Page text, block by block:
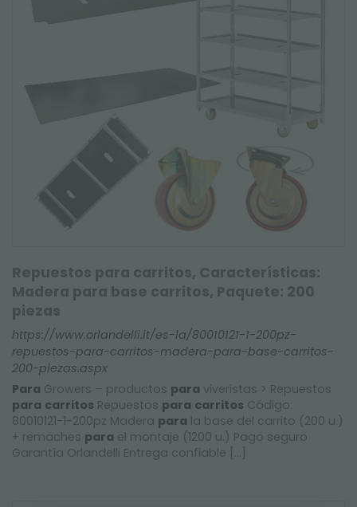
Repuestos para carritos, Características:
Madera para base carritos, Paquete: 200
piezas
https://www.orlandelli.it/es-la/80010121-1-200pz-
repuestos-para-carritos-madera-para-base-carritos-
200-piezas.aspx
Para Growers – productos para viveristas > Repuestos
para carritos Repuestos para carritos Código:
80010121-1-200pz Madera para la base del carrito (200 u.)
+ remaches para el montaje (1200 u.) Pago seguro
Garantía Orlandelli Entrega confiable [...]